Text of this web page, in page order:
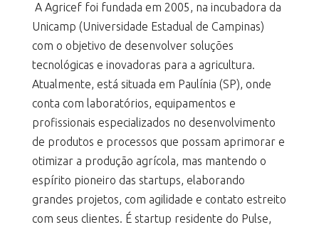
A Agricef foi fundada em 2005, na incubadora da
Unicamp (Universidade Estadual de Campinas)
com o objetivo de desenvolver soluções
tecnológicas e inovadoras para a agricultura.
Atualmente, está situada em Paulínia (SP), onde
conta com laboratórios, equipamentos e
profissionais especializados no desenvolvimento
de produtos e processos que possam aprimorar e
otimizar a produção agrícola, mas mantendo o
espírito pioneiro das startups, elaborando
grandes projetos, com agilidade e contato estreito
com seus clientes. É startup residente do Pulse,